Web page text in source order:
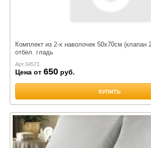
Комплект из 2-х наволочек 50х70см (клапан
отбел. гладь
Арт.34571
Цена от 650 руб.
КУПИТЬ